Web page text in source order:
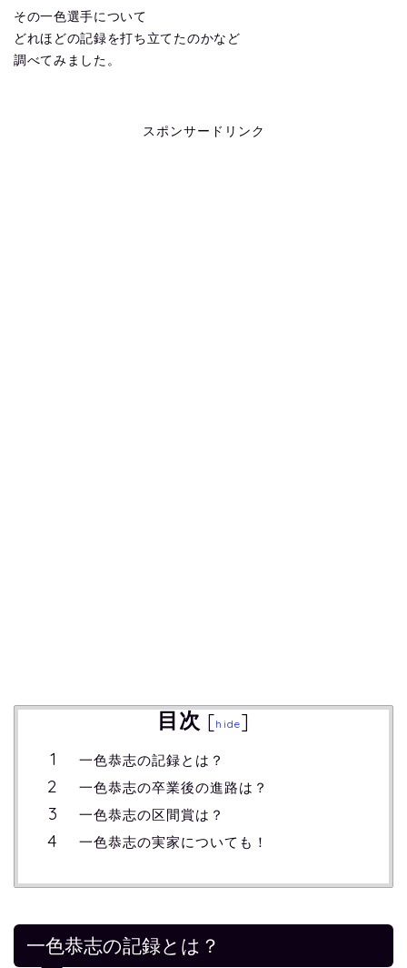
その一色選手について
どれほどの記録を打ち立てたのかなど
調べてみました。
スポンサードリンク
目次 [hide]
一色恭志の記録とは？
一色恭志の卒業後の進路は？
一色恭志の区間賞は？
一色恭志の実家についても！
一色恭志の記録とは？